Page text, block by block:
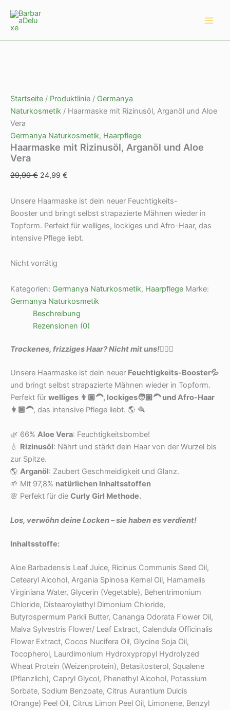
Inhalt
springen
Angebot!
Startseite / Produktlinie / Germanya
Naturkosmetik / Haarmaske mit Rizinusöl, Arganöl und Aloe
Vera
Germanya Naturkosmetik, Haarpflege
Haarmaske mit Rizinusöl, Arganöl und Aloe
Vera
29,99€
Preis
29,99 €
24,99 €
24,99 €.
Unsere Haarmaske ist dein neuer Feuchtigkeits-
Booster und bringt selbst strapazierte Mähnen wieder in
Topform. Perfekt für welliges, lockiges und Afro-Haar, das
intensive Pflege liebt.
Nicht vorrätig
Kategorien: Germanya Naturkosmetik, Haarpflege Marke:
Germanya Naturkosmetik
Beschreibung
Rezensionen (0)
Trockenes, frizziges Haar? Nicht mit uns!🧖🏾‍♀️
Unsere Haarmaske ist dein neuer Feuchtigkeits-Booster💦
und bringt selbst strapazierte Mähnen wieder in Topform.
Perfekt für welliges 👨🏼‍🦱, lockiges🧑🏽‍🦱 und Afro-Haar
👩🏾‍🦱, das intensive Pflege liebt. 🌎 🪮
🌿 66% Aloe Vera: Feuchtigkeitsbombe!
💧 Rizinusöl: Nährt und stärkt dein Haar von der Wurzel bis
zur Spitze.
🌎 Arganöl: Zaubert Geschmeidigkeit und Glanz.
🌱 Mit 97,8% natürlichen Inhaltsstoffen
🌸 Perfekt für die Curly Girl Methode.
Los, verwöhn deine Locken – sie haben es verdient!
Inhaltsstoffe:
Aloe Barbadensis Leaf Juice, Ricinus Communis Seed Oil,
Cetearyl Alcohol, Argania Spinosa Kernel Oil, Hamamelis
Virginiana Water, Glycerin (Vegetable), Behentrimonium
Chloride, Distearoylethyl Dimonium Chloride,
Butyrospermum Parkii Butter, Cananga Odorata Flower Oil,
Malva Sylvestris Flower/ Leaf Extract, Calendula Officinalis
Flower Extract, Cocos Nucifera Oil, Glycine Soja Oil,
Tocopherol, Laurdimonium Hydroxypropyl Hydrolyzed
Wheat Protein (Weizenprotein), Betasitosterol, Squalene
(Pflanzlich), Capryl Glycol, Phenethyl Alcohol, Potassium
Sorbate, Sodium Benzoate, Citrus Aurantium Dulcis
(Orange) Peel Oil, Citrus Limon Peel Oil, Limonene, Benzyl